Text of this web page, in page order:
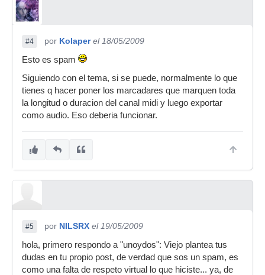
#4 por Kolaper el 18/05/2009
Esto es spam
Siguiendo con el tema, si se puede, normalmente lo que
tienes q hacer poner los marcadares que marquen toda
la longitud o duracion del canal midi y luego exportar
como audio. Eso deberia funcionar.
#5 por NILSRX el 19/05/2009
hola, primero respondo a "unoydos": Viejo plantea tus
dudas en tu propio post, de verdad que sos un spam, es
como una falta de respeto virtual lo que hiciste... ya, de